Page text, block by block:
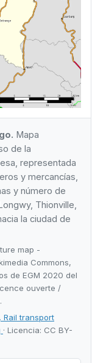
Mapa
de la
representada
y mercancías,
y número de
Thionville,
la ciudad de
map -
Commons,
de EGM 2020 del
ouverte /
Rail transport
· Licencia: CC BY-